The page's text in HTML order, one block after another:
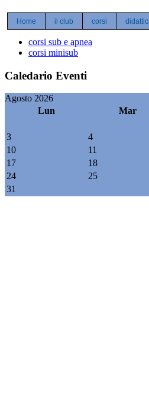
Home il club corsi
corsi sub e apnea
corsi minisub
Caledario Eventi
Agosto 2026
Lun
Mar
3 4
10
11
17
18
24
25
31